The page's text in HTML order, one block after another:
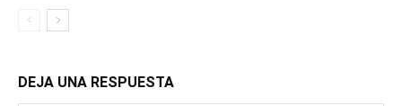
DEJA UNA RESPUESTA